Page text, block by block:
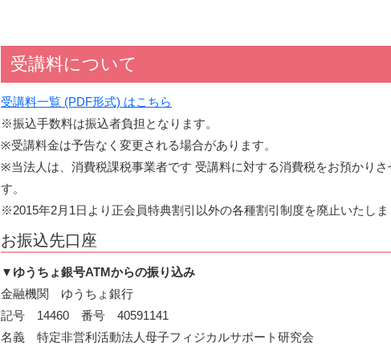
受講料について
受講料一覧 (PDF形式) はこちら
※振込手数料は振込者負担となります。
※受講料金は予告なく変更される場合があります。
※当法人は、消費税課税事業者です 受講料に対する消費税をお預かりさ
す。
※2015年2月1日より正会員特典割引以外の各種割引制度を廃止いたしま
お振込先口座
▼ ゆうちょ銀号ATMからの振り込み
金融機関 ゆうちょ銀行
記号 14460 番号 40591141
名義 特定非営利活動法人母子フィジカルサポート研究会